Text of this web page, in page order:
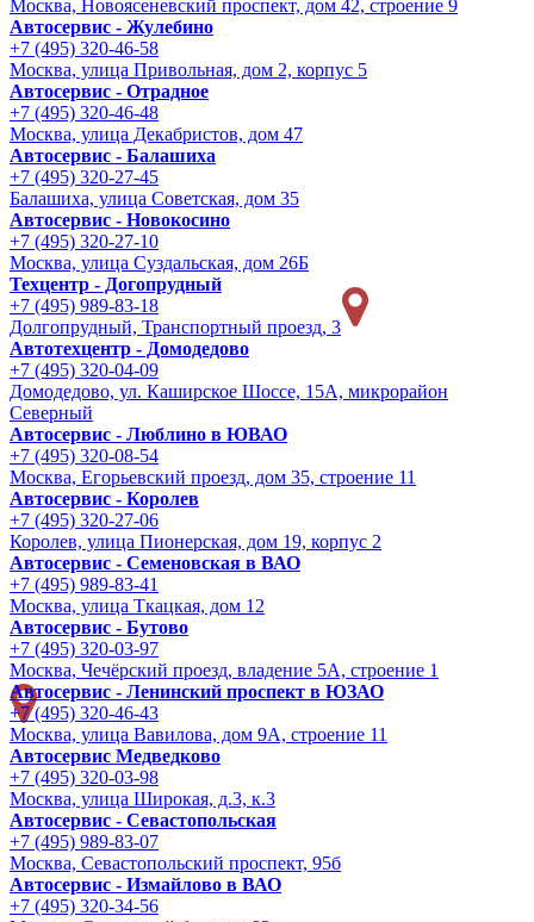
Москва, Новоясеневский проспект, дом 42, строение 9
Автосервис - Жулебино
+7 (495) 320-46-58
Москва, улица Привольная, дом 2, корпус 5
Автосервис - Отрадное
+7 (495) 320-46-48
Москва, улица Декабристов, дом 47
Автосервис - Балашиха
+7 (495) 320-27-45
Балашиха, улица Советская, дом 35
Автосервис - Новокосино
+7 (495) 320-27-10
Москва, улица Суздальская, дом 26Б
Техцентр - Догопрудный
+7 (495) 989-83-18
Долгопрудный, Транспортный проезд, 3
Автотехцентр - Домодедово
+7 (495) 320-04-09
Домодедово, ул. Каширское Шоссе, 15А, микрорайон
Северный
Автосервис - Люблино в ЮВАО
+7 (495) 320-08-54
Москва, Егорьевский проезд, дом 35, строение 11
Автосервис - Королев
+7 (495) 320-27-06
Королев, улица Пионерская, дом 19, корпус 2
Автосервис - Семеновская в ВАО
+7 (495) 989-83-41
Москва, улица Ткацкая, дом 12
Автосервис - Бутово
+7 (495) 320-03-97
Москва, Чечёрский проезд, владение 5А, строение 1
Автосервис - Ленинский проспект в ЮЗАО
+7 (495) 320-46-43
Москва, улица Вавилова, дом 9A, строение 11
Автосервис Медведково
+7 (495) 320-03-98
Москва, улица Широкая, д.3, к.3
Автосервис - Cевастопольская
+7 (495) 989-83-07
Москва, Севастопольский проспект, 95б
Автосервис - Измайлово в ВАО
+7 (495) 320-34-56